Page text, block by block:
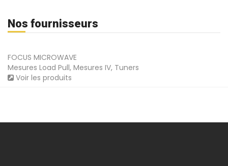
Nos fournisseurs
FOCUS MICROWAVE
Mesures Load Pull, Mesures IV, Tuners
Voir les produits